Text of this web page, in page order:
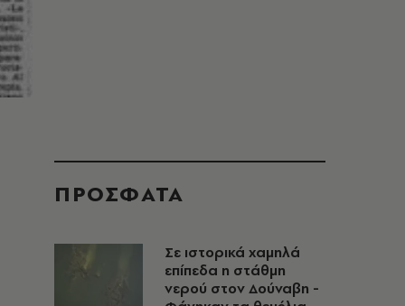
ΠΡΟΣΦΑΤΑ
Σε ιστορικά χαμηλά
επίπεδα η στάθμη
νερού στον Δούναβη -